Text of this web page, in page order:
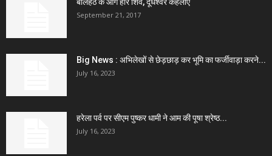
September 21, 2017
Big News : अभिलेखों से छेड़छाड़ कर भूमि का फर्जीवाड़ा करने...
July 16, 2023
हरेला पर्व पर सीएम पुष्कर धामी ने आम की पूषा श्रेष्ठ...
July 16, 2023